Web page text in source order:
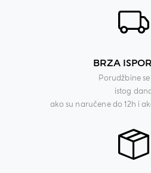
BRZA
Porudžbine
istog
ako su naručene do 12h i